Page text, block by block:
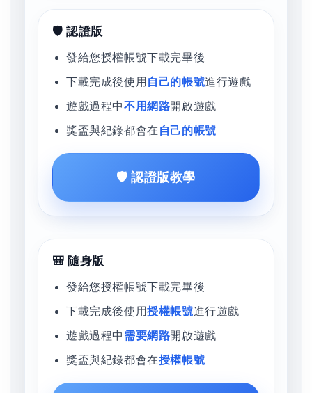
🛡️ 認證版
發給您授權帳號下載完畢後
下載完成後使用 自己的帳號進行遊戲
遊戲過程中不用網路開啟遊戲
獎盃與紀錄都會在 自己的帳號
🛡️ 認證版教學
🎒 隨身版
發給您授權帳號下載完畢後
下載完成後使用授權帳號進行遊戲
遊戲過程中 需要網路開啟遊戲
獎盃與紀錄都會在授權帳號